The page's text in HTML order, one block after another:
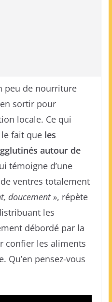
peu de nourriture
sortir pour
locale. Ce qui
le fait que les
autour de
témoigne d’une
ventres totalement
doucement », répète
les
débordé par la
confier les aliments
Qu’en pensez-vous